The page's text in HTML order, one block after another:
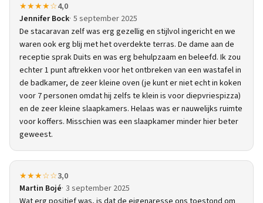
★★★★☆4,0
Jennifer Bock 5 september 2025
De stacaravan zelf was erg gezellig en stijlvol ingericht en we
waren ook erg blij met het overdekte terras. De dame aan de
receptie sprak Duits en was erg behulpzaam en beleefd. Ik zou
echter 1 punt aftrekken voor het ontbreken van een wastafel in
de badkamer, de zeer kleine oven (je kunt er niet echt in koken
voor 7 personen omdat hij zelfs te klein is voor diepvriespizza)
en de zeer kleine slaapkamers. Helaas was er nauwelijks ruimte
voor koffers. Misschien was een slaapkamer minder hier beter
geweest.
★★★☆☆3,0
Martin Bojé 3 september 2025